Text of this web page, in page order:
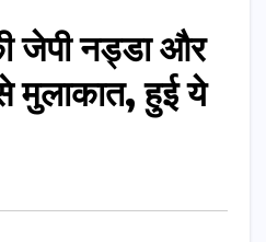
जेपी नड्डा और
मुलाकात, हुई ये